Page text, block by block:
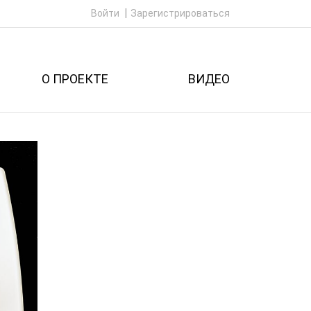
Войти Зарегистрироваться
О ПРОЕКТЕ ВИДЕО